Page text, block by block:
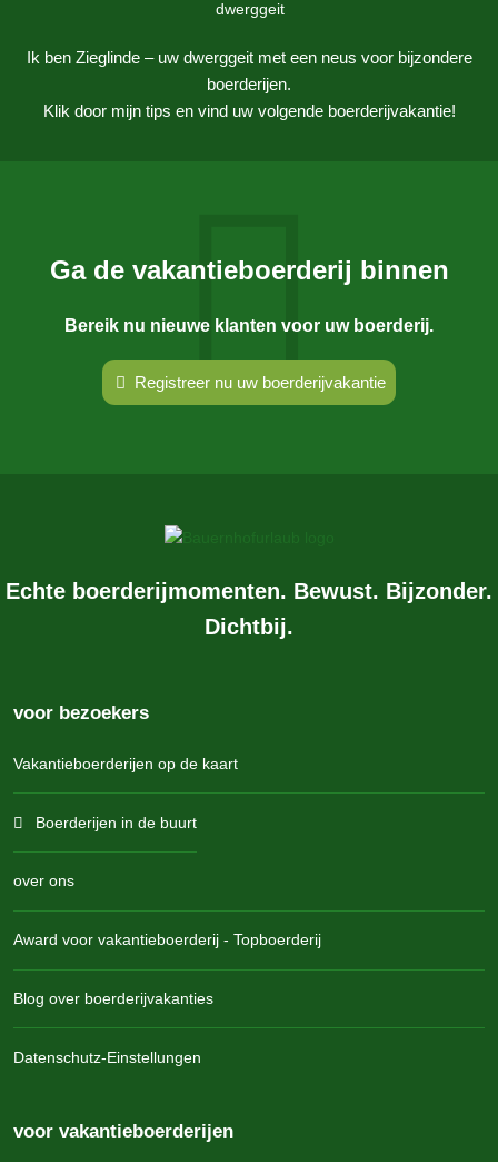
Ik ben Zieglinde – uw dwerggeit met een neus voor bijzondere
boerderijen.
Klik door mijn tips en vind uw volgende boerderijvakantie!
Ga de vakantieboerderij binnen
Bereik nu nieuwe klanten voor uw boerderij.
Registreer nu uw boerderijvakantie
Echte boerderijmomenten. Bewust. Bijzonder.
Dichtbij.
voor bezoekers
Vakantieboerderijen op de kaart
Boerderijen in de buurt
over ons
Award voor vakantieboerderij - Topboerderij
Blog over boerderijvakanties
Datenschutz-Einstellungen
voor vakantieboerderijen